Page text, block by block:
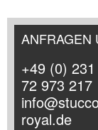
ANFRAGEN
+49 (0) 231
72 973 217
royal.de